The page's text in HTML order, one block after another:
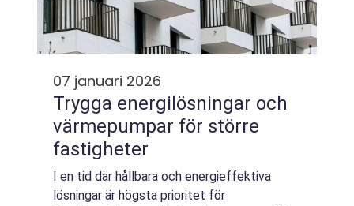
07 januari 2026
Trygga energilösningar och
värmepumpar för större
fastigheter
I en tid där hållbara och energieffektiva
lösningar är högsta prioritet för